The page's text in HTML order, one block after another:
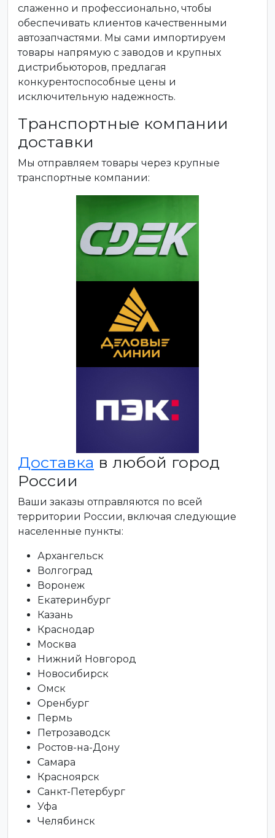
слаженно и профессионально, чтобы
обеспечивать клиентов качественными
автозапчастями. Мы сами импортируем
товары напрямую с заводов и крупных
дистрибьюторов, предлагая
конкурентоспособные цены и
исключительную надежность.
Транспортные компании
доставки
Мы отправляем товары через крупные
транспортные компании:
Доставка в любой город
России
Ваши заказы отправляются по всей
территории России, включая следующие
населенные пункты:
Архангельск
Волгоград
Воронеж
Екатеринбург
Казань
Краснодар
Москва
Нижний Новгород
Новосибирск
Омск
Оренбург
Пермь
Петрозаводск
Ростов-на-Дону
Самара
Красноярск
Санкт-Петербург
Уфа
Челябинск